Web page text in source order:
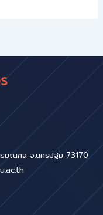
มณฑล จ.นครปฐม 73170